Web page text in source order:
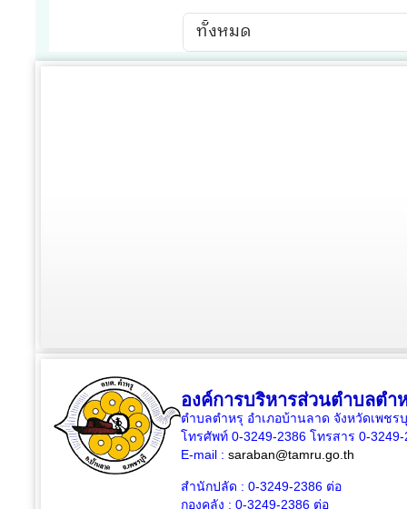
องค์การบริหารส่วนตำบลตำ
ตำบลตำหรุ อำเภอบ้านลาด จังหวัดเพชร
โทรศัพท์ 0-3249-2386 โทรสาร 0-3249-
E-mail : saraban@tamru.go.th
สำนักปลัด : 0-3249-2386 ต่อ
กองคลัง : 0-3249-2386 ต่อ